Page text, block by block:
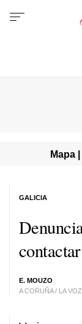
Mapa
E. MOUZO
A CORUÑA / LA VOZ
GALICIA